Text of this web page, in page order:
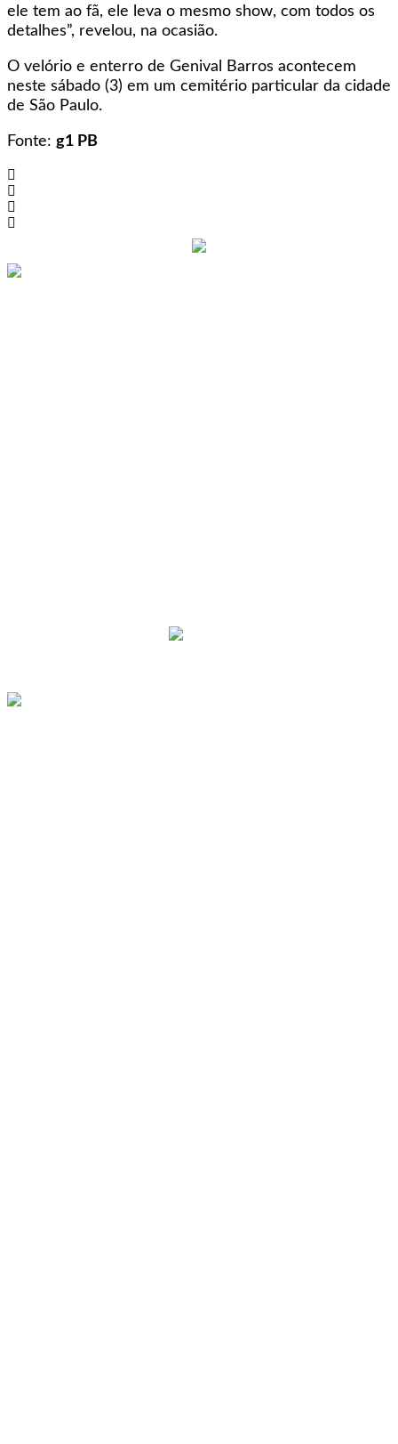
ele tem ao fã, ele leva o mesmo show, com todos os
detalhes”, revelou, na ocasião.
O velório e enterro de Genival Barros acontecem
neste sábado (3) em um cemitério particular da cidade
de São Paulo.
Fonte: g1 PB